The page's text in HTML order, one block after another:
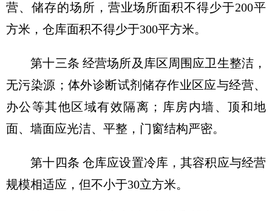
营、储存的场所，营业场所面积不得少于200平
方米，仓库面积不得少于300平方米。
第十三条 经营场所及库区周围应卫生整洁，
无污染源；体外诊断试剂储存作业区应与经营、
办公等其他区域有效隔离；库房内墙、顶和地
面、墙面应光洁、平整，门窗结构严密。
第十四条 仓库应设置冷库，其容积应与经营
规模相适应，但不小于30立方米。